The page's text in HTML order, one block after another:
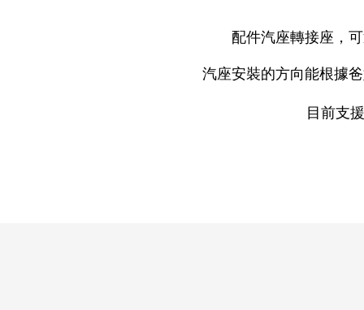
配件汽座轉接座，
汽座安裝的方向能根據
目前支